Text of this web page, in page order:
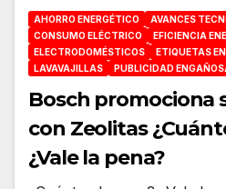
AHORRO ENERGÉTICO
AVANCES
CONSUMO ELÉCTRICO
EFICIENCIA
ELECTRODOMÉSTICOS
ETIQUETAS
LAVAVAJILLAS
PUBLICIDAD
Bosch promociona
con Zeolitas
¿Vale la pena?